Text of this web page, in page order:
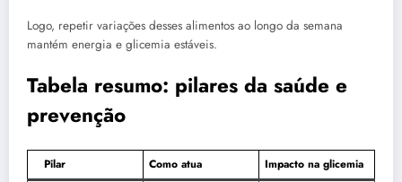
Logo, repetir variações desses alimentos ao longo da semana
mantém energia e glicemia estáveis.
Tabela resumo: pilares da saúde e
prevenção
Pilar Como atua
Impacto na glicemia